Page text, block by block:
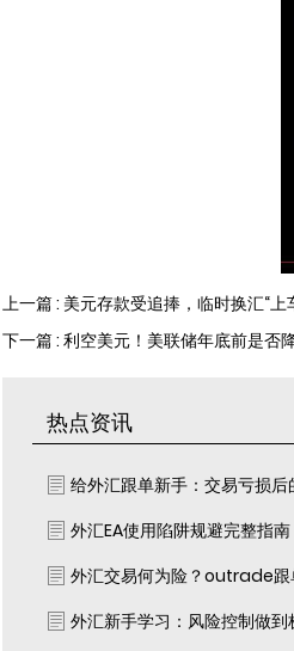
上一篇 : 美元存款受追捧，临时换汇“上
下一篇 : 利空美元！美联储年底前是否
热点资讯
给外汇跟单新手：交易亏损
外汇EA使用陷阱规避完整指
外汇交易何为险？outrade跟
外汇新手学习：风险控制做到